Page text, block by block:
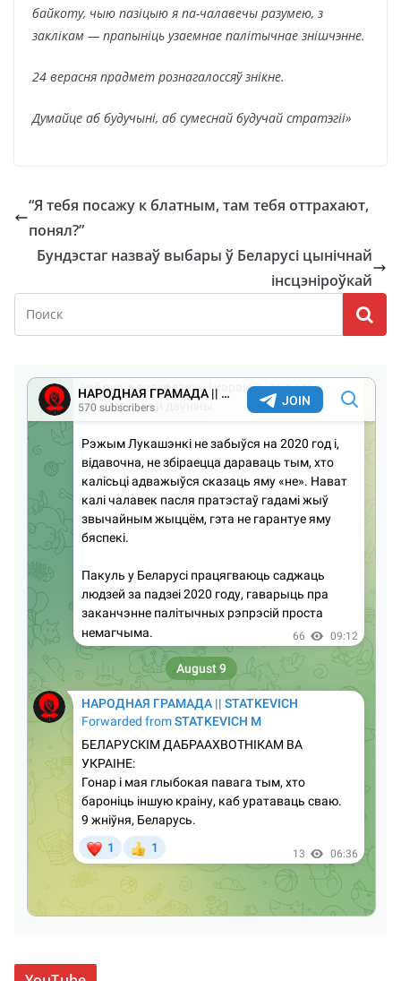
байкоту, чыю пазіцыю я па-чалавечы разумею, з
заклікам — прапыніць узаемнае палітычнае знішчэнне.
24 верасня прадмет рознагалоссяў знікне.
Думайце аб будучыні, аб сумеснай будучай стратэгіі»
“Я тебя посажу к блатным, там тебя оттрахают,
понял?”
Бундэстаг назваў выбары ў Беларусі цынічнай
інсцэніроўкай